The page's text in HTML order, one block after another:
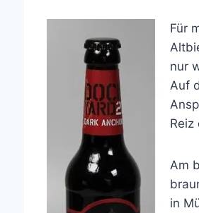
Für
nur
Auf
Reiz
Am
in